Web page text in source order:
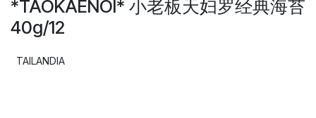
*TAOKAENOI* 小老板天妇罗经典海苔
40g/12
TAILANDIA